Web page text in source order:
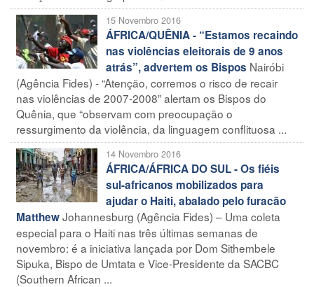
15 Novembro 2016
ÁFRICA/QUÊNIA - “Estamos recaindo
nas violências eleitorais de 9 anos
atrás”, advertem os Bispos Nairóbi
(Agência Fides) - “Atenção, corremos o risco de recair
nas violências de 2007-2008” alertam os Bispos do
Quênia, que “observam com preocupação o
ressurgimento da violência, da linguagem conflituosa ...
14 Novembro 2016
ÁFRICA/ÁFRICA DO SUL - Os fiéis
sul-africanos mobilizados para
ajudar o Haiti, abalado pelo furacão
MatthewJohannesburg (Agência Fides) – Uma coleta
especial para o Haiti nas três últimas semanas de
novembro: é a iniciativa lançada por Dom Sithembele
Sipuka, Bispo de Umtata e Vice-Presidente da SACBC
(Southern African ...